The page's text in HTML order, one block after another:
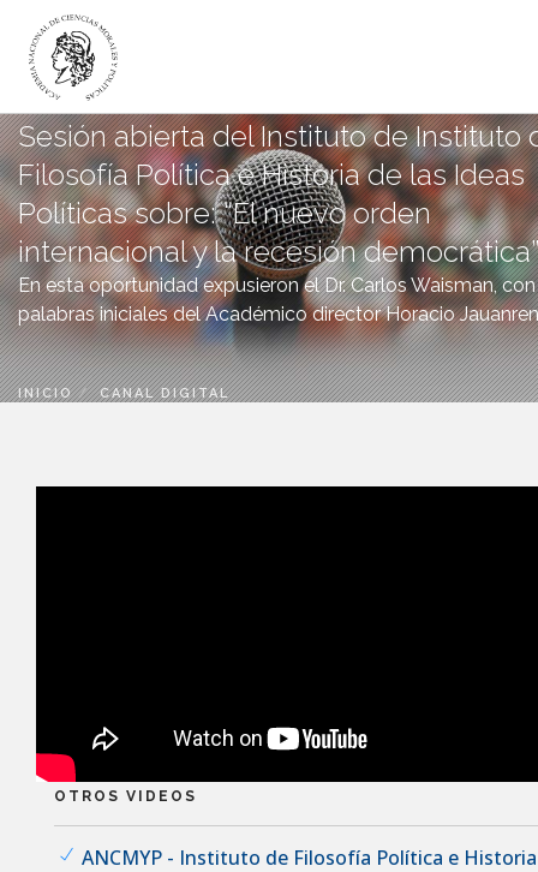
LA ACADEMIA
ACADÉMICOS
INSTITUTOS
DICTÁMENES
PUBLICACIONES
CANAL DIGITAL
BIBLIOTECA
Sesión abierta del Instituto de Instituto
Filosofía Política e Historia de las Ideas
Políticas sobre: “El nuevo orden
internacional y la recesión democrática”
En esta oportunidad expusieron el Dr. Carlos Waisman, con
palabras iniciales del Académico director Horacio
INICIO CANAL DIGITAL
OTROS VIDEOS
ANCMYP - Instituto de Filosofía Política e Historia